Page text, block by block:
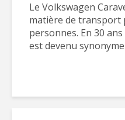
Le Volkswagen
matière de transport
personnes. En 30
est devenu